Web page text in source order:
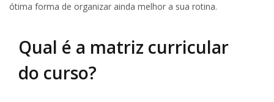
ótima forma de organizar ainda melhor a sua rotina.
Qual é a matriz curricular
do curso?